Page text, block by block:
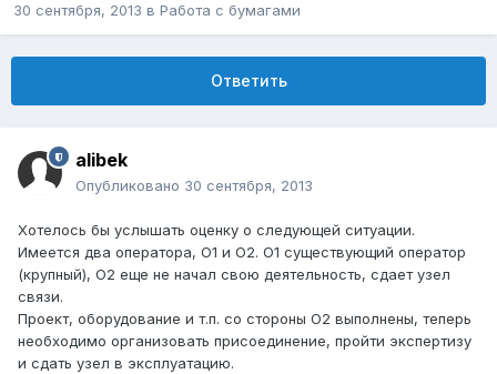
30 сентября, 2013 в Работа с бумагами
Ответить
alibek
Опубликовано 30 сентября, 2013
Хотелось бы услышать оценку о следующей ситуации.
Имеется два оператора, О1 и О2. О1 существующий оператор
(крупный), О2 еще не начал свою деятельность, сдает узел
связи.
Проект, оборудование и т.п. со стороны О2 выполнены, теперь
необходимо организовать присоединение, пройти экспертизу
и сдать узел в эксплуатацию.